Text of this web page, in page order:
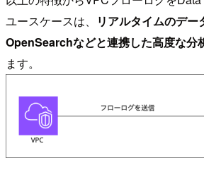
ユースケースは、
リアルタイムのデー
OpenSearchなどと連携した高度な分
ます。